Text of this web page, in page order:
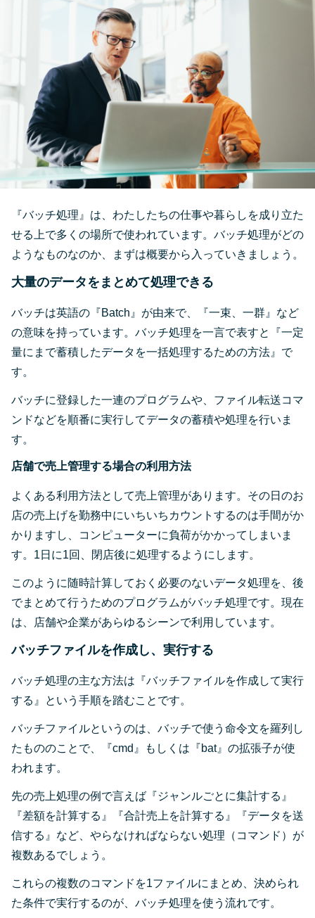
『バッチ処理』は、わたしたちの仕事や暮らしを成り立た
せる上で多くの場所で使われています。バッチ処理がどの
ようなものなのか、まずは概要から入っていきましょう。
大量のデータをまとめて処理できる
バッチは英語の『Batch』が由来で、『一束、一群』など
の意味を持っています。バッチ処理を一言で表すと『一定
量にまで蓄積したデータを一括処理するための方法』で
す。
バッチに登録した一連のプログラムや、ファイル転送コマ
ンドなどを順番に実行してデータの蓄積や処理を行いま
す。
店舗で売上管理する場合の利用方法
よくある利用方法として売上管理があります。その日のお
店の売上げを勤務中にいちいちカウントするのは手間がか
かりますし、コンピューターに負荷がかかってしまいま
す。1日に1回、閉店後に処理するようにします。
このように随時計算しておく必要のないデータ処理を、後
でまとめて行うためのプログラムがバッチ処理です。現在
は、店舗や企業があらゆるシーンで利用しています。
バッチファイルを作成し、実行する
バッチ処理の主な方法は『バッチファイルを作成して実行
する』という手順を踏むことです。
バッチファイルというのは、バッチで使う命令文を羅列し
たもののことで、『cmd』もしくは『bat』の拡張子が使
われます。
先の売上処理の例で言えば『ジャンルごとに集計する』
『差額を計算する』『合計売上を計算する』『データを送
信する』など、やらなければならない処理（コマンド）が
複数あるでしょう。
これらの複数のコマンドを1ファイルにまとめ、決められ
た条件で実行するのが、バッチ処理を使う流れです。